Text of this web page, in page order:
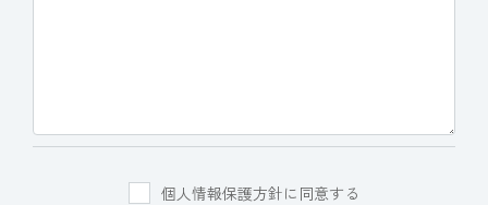
個人情報保護方針に同意する